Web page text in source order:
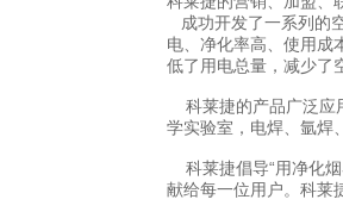
成功开发了一系列的
电、净化率高、使用成
低了用电总量，减少了
科莱捷的产品广泛应
学实验室，电焊、氩焊
科莱捷倡导“用净化
献给每一位用户。科莱